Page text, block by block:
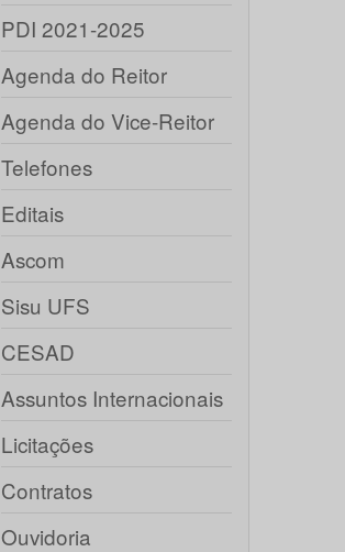
PDI 2021-2025
Agenda do Reitor
Agenda do Vice-Reitor
Telefones
Editais
Ascom
Sisu UFS
CESAD
Assuntos Internacionais
Licitações
Contratos
Ouvidoria